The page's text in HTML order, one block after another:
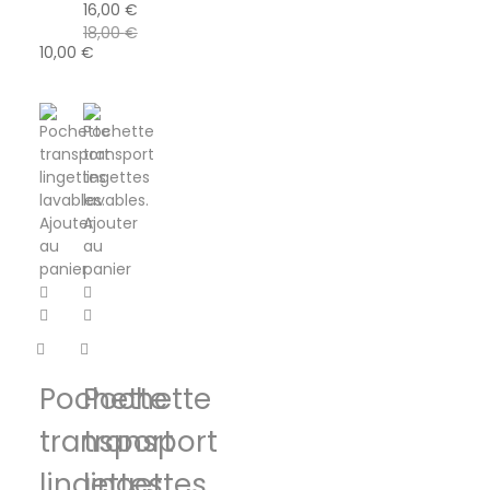
10,00 €
16,00 €
18,00€
Ajouter
au
panier
Pochette
transport
Ajouter
au
panier
Pochette
transport